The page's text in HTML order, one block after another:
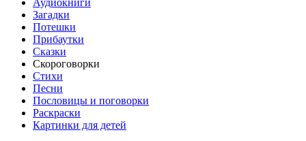
Загадки
Потешки
Прибаутки
Сказки
Скороговорки
Стихи
Песни
Пословицы и поговорки
Раскраски
Картинки для детей